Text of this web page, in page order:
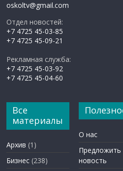
oskoltv@gmail.com
Отдел новостей:
+7 4725 45-03-85
+7 4725 45-09-21
Рекламная служба:
+7 4725 45-03-92
+7 4725 45-04-60
Все
материалы
Архив (1)
Бизнес (238)
О нас
Предложить
новость